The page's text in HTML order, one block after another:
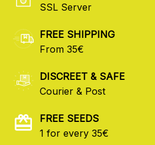
SSL Server
FREE SHIPPING
From 35€
DISCREET & SAFE
Courier & Post
FREE SEEDS
1 for every 35€